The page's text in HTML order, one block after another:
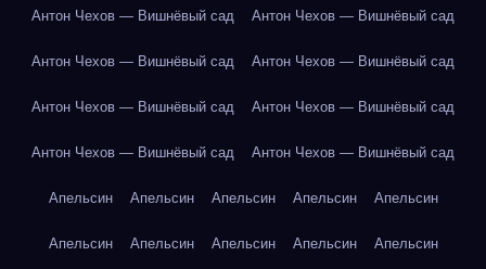
Антон Чехов — Вишнёвый сад Антон Чехов — Вишнёвый сад
Антон Чехов — Вишнёвый сад Антон Чехов — Вишнёвый сад
Антон Чехов — Вишнёвый сад Антон Чехов — Вишнёвый сад
Антон Чехов — Вишнёвый сад Антон Чехов — Вишнёвый сад
Апельсин Апельсин Апельсин Апельсин Апельсин
Апельсин Апельсин Апельсин Апельсин Апельсин